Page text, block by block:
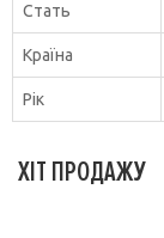
Стать
Країна
Рік
ХІТ ПРОДАЖУ